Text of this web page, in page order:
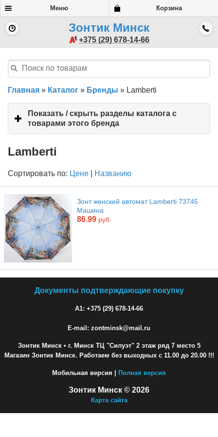
Меню Корзина
Зонтик Минск
+375 (29) 678-14-66
Главная » Каталог » Бренды » Lamberti
Показать / скрыть разделы каталога с
товарами этого бренда
to
Lamberti
Сортировать по: Цене Названию
Зонт женский автомат Lamberti 73745
Машина
86.99 руб.
Документы подтверждающие покупку
A1: +375 (29) 678-14-66
E-mail: zontminsk@mail.ru
Зонтик Минск• г. Минск ТЦ "Силуэт" 2 этаж ряд 7 место 5
Магазин Зонтик Минск. Работаем без выходных с 11.00 до 20.00 !!!
Мобильная версия | Полная версия
Зонтик Минск © 2026
Карта сайта